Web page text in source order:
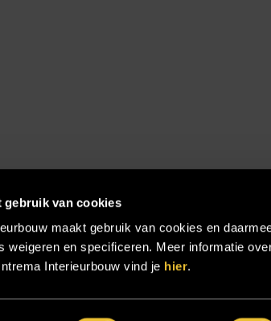
gebruik van cookies
maakt gebruik van cookies en
weigeren en specificeren. Meer informatie
Interieurbouw vind je hier.